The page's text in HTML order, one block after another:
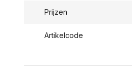
Prijzen
Artikelcode